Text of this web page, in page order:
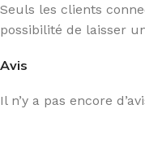
Avis
Il n’y a pas encore
Seuls les clients
possibilité de laisser